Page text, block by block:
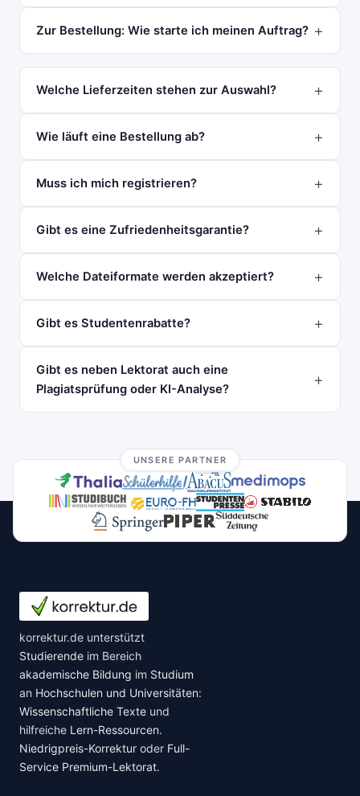
Zur Bestellung: Wie starte ich meinen Auftrag?
Welche Lieferzeiten stehen zur Auswahl?
Wie läuft eine Bestellung ab?
Muss ich mich registrieren?
Gibt es eine Zufriedenheitsgarantie?
Welche Dateiformate werden akzeptiert?
Gibt es Studentenrabatte?
Gibt es neben Lektorat auch eine
Plagiatsprüfung oder KI-Analyse?
UNSERE PARTNER
korrektur.de unterstützt
Studierende im Bereich
akademische Bildung im Studium
an Hochschulen und Universitäten:
Wissenschaftliche Texte und
hilfreiche Lern-Ressourcen.
Niedrigpreis-Korrektur oder Full-
Service Premium-Lektorat.